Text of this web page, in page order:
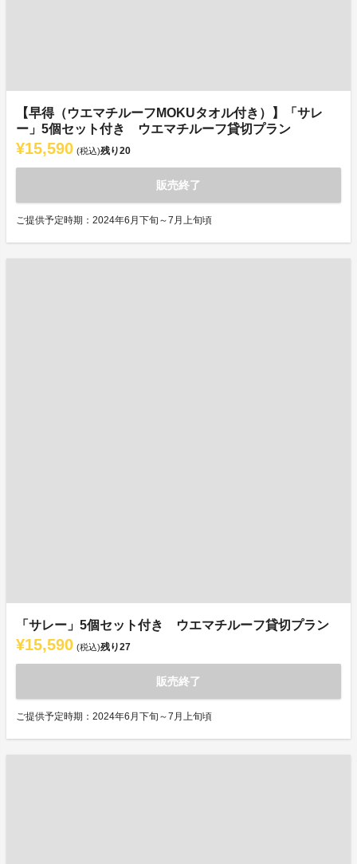
【早得（ウエマチルーフMOKUタオル付き）】「サレ
ー」5個セット付き ウエマチルーフ貸切プラン
¥15,590 (税込)残り20
販売終了
ご提供予定時期：2024年6月下旬～7月上旬頃
「サレー」5個セット付き ウエマチルーフ貸切プラン
¥15,590 (税込)残り27
販売終了
ご提供予定時期：2024年6月下旬～7月上旬頃